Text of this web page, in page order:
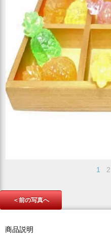
1 2
＜前の写真へ
商品説明